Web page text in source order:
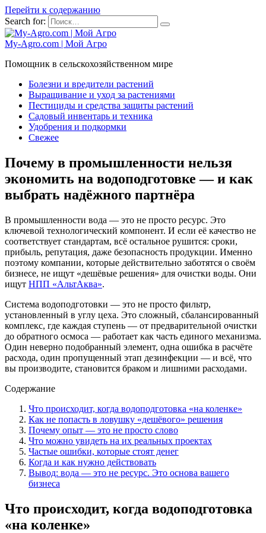
Перейти к содержанию
Search for:
My-Agro.com | Мой Агро
Помощник в сельскохозяйственном мире
Болезни и вредители растений
Выращивание и уход за растениями
Пестициды и средства защиты растений
Садовый инвентарь и техника
Удобрения и подкормки
Свежее
Почему в промышленности нельзя
экономить на водоподготовке — и как
выбрать надёжного партнёра
В промышленности вода — это не просто ресурс. Это
ключевой технологический компонент. И если её качество не
соответствует стандартам, всё остальное рушится: сроки,
прибыль, репутация, даже безопасность продукции. Именно
поэтому компании, которые действительно заботятся о своём
бизнесе, не ищут «дешёвые решения» для очистки воды. Они
ищут НПП «АльтАква».
Система водоподготовки — это не просто фильтр,
установленный в углу цеха. Это сложный, сбалансированный
комплекс, где каждая ступень — от предварительной очистки
до обратного осмоса — работает как часть единого механизма.
Один неверно подобранный элемент, одна ошибка в расчёте
расхода, один пропущенный этап дезинфекции — и всё, что
вы производите, становится браком и лишними расходами.
Содержание
Что происходит, когда водоподготовка «на коленке»
Как не попасть в ловушку «дешёвого» решения
Почему опыт — это не просто слово
Что можно увидеть на их реальных проектах
Частые ошибки, которые стоят денег
Когда и как нужно действовать
Вывод: вода — это не ресурс. Это основа вашего
бизнеса
Что происходит, когда водоподготовка
«на коленке»